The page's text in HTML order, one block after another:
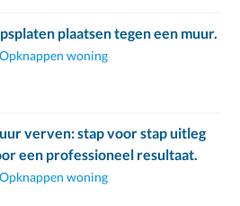
plaatsen tegen een muur.
Opknappen woning
verven: stap voor stap uitleg
een professioneel resultaat.
Opknappen woning